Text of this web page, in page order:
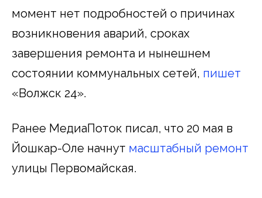
момент нет подробностей о причинах
возникновения аварий, сроках
завершения ремонта и нынешнем
состоянии коммунальных сетей, пишет
«Волжск 24».
Ранее МедиаПоток писал, что 20 мая в
Йошкар-Оле начнут масштабный ремонт
улицы Первомайская.